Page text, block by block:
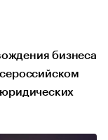
бизнеса